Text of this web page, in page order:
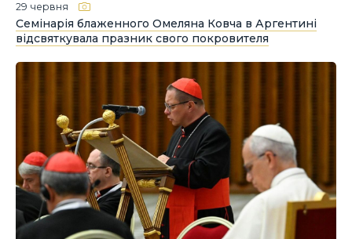
29 червня
Семінарія блаженного Омеляна Ковча в Аргентині
відсвяткувала празник свого покровителя